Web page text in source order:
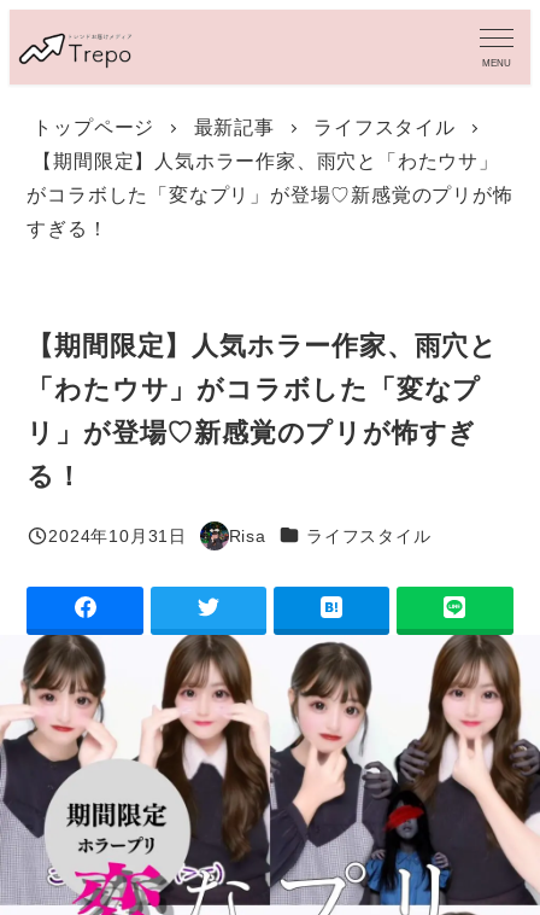
イ
MENU
トップページ 最新記事
ライフスタイル
【期間限定】人気ホラー作家、雨穴と「わたウサ」
がコラボした「変なプリ」が登場♡新感覚のプリが怖
すぎる！
【期間限定】人気ホラー作家、雨穴と
「わたウサ」がコラボした「変なプ
リ」が登場♡新感覚のプリが怖すぎ
る！
投稿日
2024年10月31日
著
Risa カテゴリー
ライフスタイル